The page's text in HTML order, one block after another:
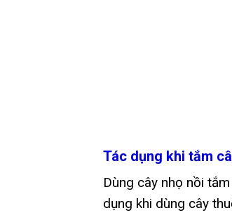
Tác dụng khi tắm
Dùng cây nhọ nồi
dụng khi dùng cây